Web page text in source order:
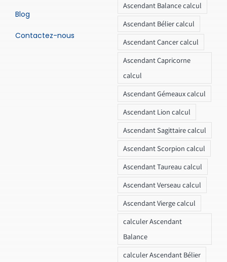
Blog
Contactez-nous
Ascendant Balance calcul
Ascendant Bélier calcul
Ascendant Cancer calcul
Ascendant Capricorne
calcul
Ascendant Gémeaux calcul
Ascendant Lion calcul
Ascendant Sagittaire calcul
Ascendant Scorpion calcul
Ascendant Taureau calcul
Ascendant Verseau calcul
Ascendant Vierge calcul
calculer Ascendant
Balance
calculer Ascendant Bélier